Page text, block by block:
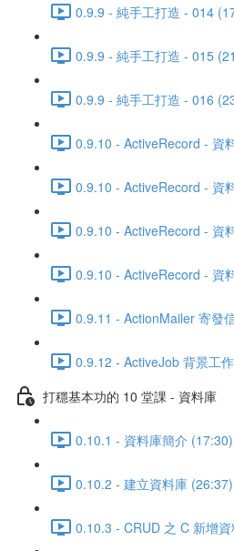
0.9.9 - 純手工打造 - 014
0.9.9 - 純手工打造 - 015
0.9.9 - 純手工打造 - 016
0.9.10 - ActiveRecord - 資
0.9.10 - ActiveRecord - 資
0.9.10 - ActiveRecord - 資
0.9.10 - ActiveRecord - 資
0.9.11 - ActionMailer 寄發
0.9.12 - ActiveJob 背景工
打穩基本功的 10 堂課 - 資料庫
0.10.1 - 資料庫簡介 (17:30)
0.10.2 - 建立資料庫 (26:37)
0.10.3 - CRUD 之 C 新增